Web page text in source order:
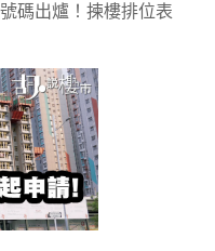
碼出爐！揀樓排位表